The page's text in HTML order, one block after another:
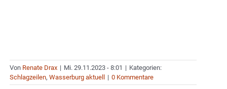
Von Renate Drax | Mi. 29.11.2023 - 8:01 | Kategorien:
Schlagzeilen, Wasserburg aktuell | 0 Kommentare